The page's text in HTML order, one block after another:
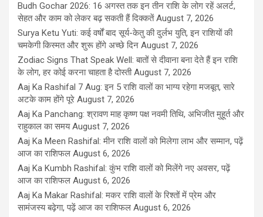
Budh Gochar 2026: 16 अगस्त तक इन तीन राशि के लोग रहें अलर्ट,
सेहत और काम को लेकर बढ़ सकती हैं दिक्कतें August 7, 2026
Surya Ketu Yuti: कई वर्षों बाद सूर्य-केतु की दुर्लभ युति, इन राशियों की
चमकेगी किस्मत और शुरू होंगे अच्छे दिन August 7, 2026
Zodiac Signs That Speak Well: बातों से दीवाना बना देते हैं इन राशि
के लोग, हर कोई करना चाहता है दोस्ती August 7, 2026
Aaj Ka Rashifal 7 Aug: इन 5 राशि वालों का भाग्य रहेगा मजबूत, सारे
अटके काम होंगे पूरे August 7, 2026
Aaj Ka Panchang: श्रावण माह कृष्ण पक्ष नवमी तिथि, अभिजीत मुहूर्त और
राहुकाल का समय August 7, 2026
Aaj Ka Meen Rashifal: मीन राशि वालों को मिलेगा लाभ और सम्मान, पढ़ें
आज का राशिफल August 6, 2026
Aaj Ka Kumbh Rashifal: कुंभ राशि वालों को मिलेंगे नए अवसर, पढ़ें
आज का राशिफल August 6, 2026
Aaj Ka Makar Rashifal: मकर राशि वालों के रिश्तों में प्रेम और
सामंजस्य बढ़ेगा, पढ़ें आज का राशिफल August 6, 2026